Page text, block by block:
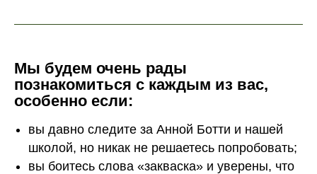
Мы будем очень рады
познакомиться с каждым из вас,
особенно если:
вы давно следите за Анной Ботти и нашей
школой, но никак не решаетесь попробовать;
вы боитесь слова «закваска» и уверены, что